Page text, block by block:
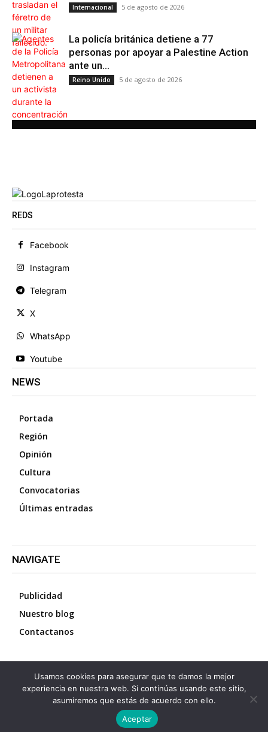
Internacional 5 de agosto de 2026
La policía británica detiene a 77
personas por apoyar a Palestine Action
ante un...
Reino Unido 5 de agosto de 2026
REDS
Facebook
Instagram
Telegram
X
WhatsApp
Youtube
NEWS
Portada
Región
Opinión
Cultura
Convocatorias
Últimas entradas
NAVIGATE
Publicidad
Nuestro blog
Contactanos
©2026 Diario La Protesta.es- Todos los derechos
reservados
Usamos cookies para asegurar que te damos la mejor
experiencia en nuestra web. Si continúas usando este sitio,
asumiremos que estás de acuerdo con ello.
Aceptar